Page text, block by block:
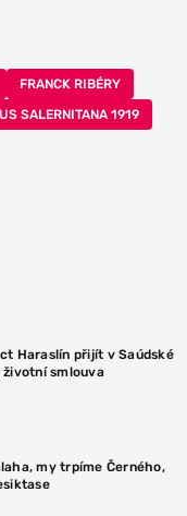
FRANCK RIBÉRY
US SALERNITANA 1919
Haraslín přijít v Saúdské
životní smlouva
my trpíme Černého,